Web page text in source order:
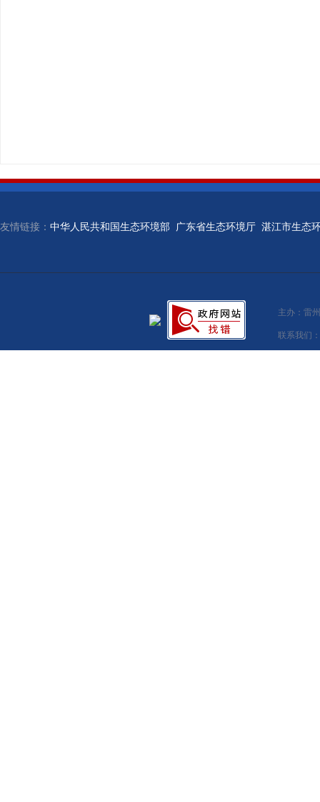
友情链接： 中华人民共和国生态环境部 广东省生态环境厅 湛江市生态
主办：雷
联系我们